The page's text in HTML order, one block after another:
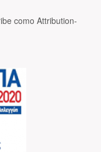
como Attribution-